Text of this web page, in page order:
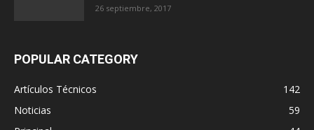
26 septiembre, 2017
POPULAR CATEGORY
Artículos Técnicos
142
Noticias
59